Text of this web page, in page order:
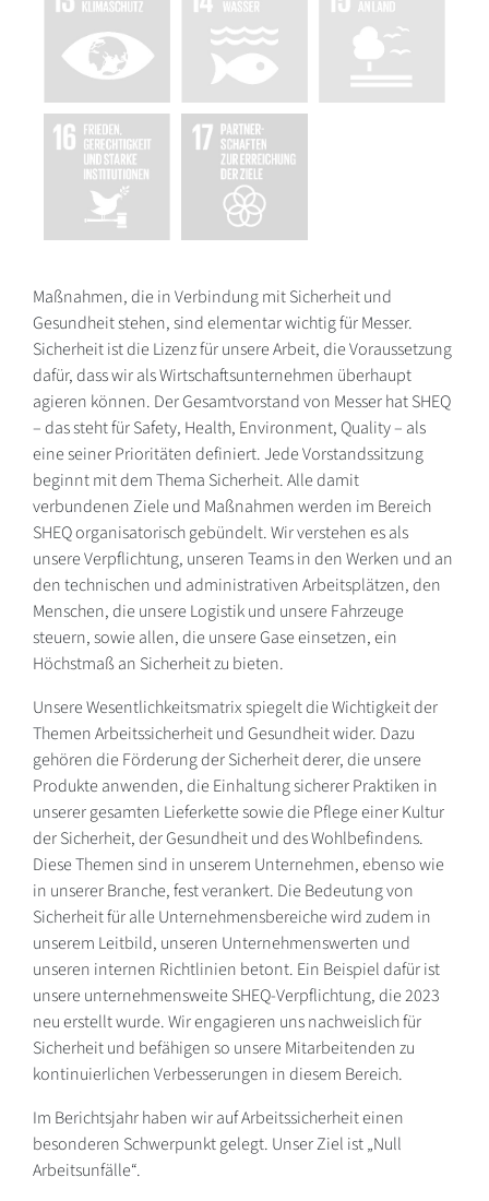
Maßnahmen, die in Verbindung mit Sicherheit und
Gesundheit stehen, sind elementar wichtig für Messer.
Sicherheit ist die Lizenz für unsere Arbeit, die Voraussetzung
dafür, dass wir als Wirtschaftsunternehmen überhaupt
agieren können. Der Gesamtvorstand von Messer hat SHEQ
– das steht für Safety, Health, Environment, Quality – als
eine seiner Prioritäten definiert. Jede Vorstandssitzung
beginnt mit dem Thema Sicherheit. Alle damit
verbundenen Ziele und Maßnahmen werden im Bereich
SHEQ organisatorisch gebündelt. Wir verstehen es als
unsere Verpflichtung, unseren Teams in den Werken und an
den technischen und administrativen Arbeitsplätzen, den
Menschen, die unsere Logistik und unsere Fahrzeuge
steuern, sowie allen, die unsere Gase einsetzen, ein
Höchstmaß an Sicherheit zu bieten.
Unsere Wesentlichkeitsmatrix spiegelt die Wichtigkeit der
Themen Arbeitssicherheit und Gesundheit wider. Dazu
gehören die Förderung der Sicherheit derer, die unsere
Produkte anwenden, die Einhaltung sicherer Praktiken in
unserer gesamten Lieferkette sowie die Pflege einer Kultur
der Sicherheit, der Gesundheit und des Wohlbefindens.
Diese Themen sind in unserem Unternehmen, ebenso wie
in unserer Branche, fest verankert. Die Bedeutung von
Sicherheit für alle Unternehmensbereiche wird zudem in
unserem Leitbild, unseren Unternehmenswerten und
unseren internen Richtlinien betont. Ein Beispiel dafür ist
unsere unternehmensweite SHEQ-Verpflichtung, die 2023
neu erstellt wurde. Wir engagieren uns nachweislich für
Sicherheit und befähigen so unsere Mitarbeitenden zu
kontinuierlichen Verbesserungen in diesem Bereich.
Im Berichtsjahr haben wir auf Arbeitssicherheit einen
besonderen Schwerpunkt gelegt. Unser Ziel ist „Null
Arbeitsunfälle“.